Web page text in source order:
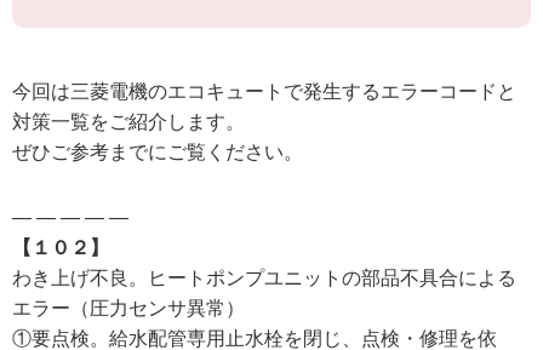
今回は三菱電機のエコキュートで発生するエラーコードと
対策一覧をご紹介します。
ぜひご参考までにご覧ください。
— — — — —
【１０２】
わき上げ不良。ヒートポンプユニットの部品不具合による
エラー（圧力センサ異常）
①要点検。給水配管専用止水栓を閉じ、点検・修理を依